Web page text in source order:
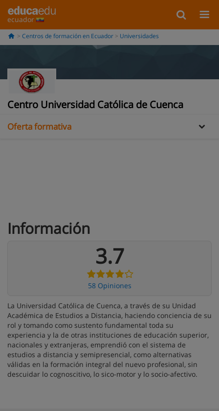
ecuador
Centros de formación en Ecuador Universidades
Centro Universidad Católica de Cuenca
Información
Opiniones
Oferta formativa
Información
3.7
58 Opiniones
La Universidad Católica de Cuenca, a través de su Unidad
Académica de Estudios a Distancia, haciendo conciencia de su
rol y tomando como sustento fundamental toda su
experiencia y la de otras instituciones de educación superior,
nacionales y extranjeras, emprendió con el sistema de
estudios a distancia y semipresencial, como alternativas
válidas en la formación integral del nuevo profesional, sin
descuidar lo cognoscitivo, lo sico-motor y lo socio-afectivo.